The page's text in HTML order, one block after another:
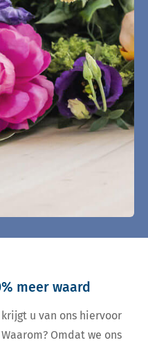
meer waard
u van ons hiervoor
Omdat we ons